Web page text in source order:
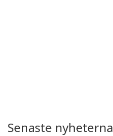
Senaste nyheterna